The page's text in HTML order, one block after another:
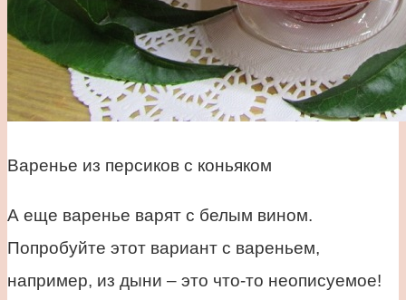
Варенье из персиков с коньяком
А еще варенье варят с белым вином.
Попробуйте этот вариант с вареньем,
например, из дыни – это что-то неописуемое!